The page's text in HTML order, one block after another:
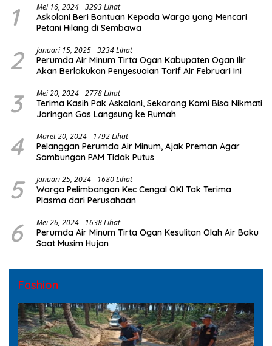
1 Mei 16, 2024 3293 Lihat
Askolani Beri Bantuan Kepada Warga yang Mencari
Petani Hilang di Sembawa
2 Januari 15, 2025 3234 Lihat
Perumda Air Minum Tirta Ogan Kabupaten Ogan Ilir
Akan Berlakukan Penyesuaian Tarif Air Februari Ini
3 Mei 20, 2024 2778 Lihat
Terima Kasih Pak Askolani, Sekarang Kami Bisa Nikmati
Jaringan Gas Langsung ke Rumah
4 Maret 20, 2024 1792 Lihat
Pelanggan Perumda Air Minum, Ajak Preman Agar
Sambungan PAM Tidak Putus
5 Januari 25, 2024 1680 Lihat
Warga Pelimbangan Kec Cengal OKI Tak Terima
Plasma dari Perusahaan
6 Mei 26, 2024 1638 Lihat
Perumda Air Minum Tirta Ogan Kesulitan Olah Air Baku
Saat Musim Hujan
Fashion